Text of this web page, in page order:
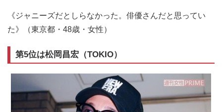
《ジャニーズだとしらなかった。俳優さんだと思ってい
た》（東京都・48歳・女性）
第5位は松岡昌宏（TOKIO）